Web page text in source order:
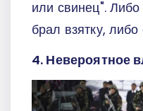
или свинец".
брал взятку,
4. Невероятное